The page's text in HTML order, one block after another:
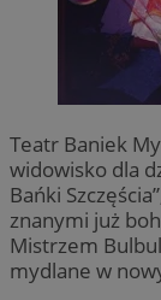
Teatr Baniek
widowisko dla
Bańki
znanymi już
Mistrzem
mydlane w